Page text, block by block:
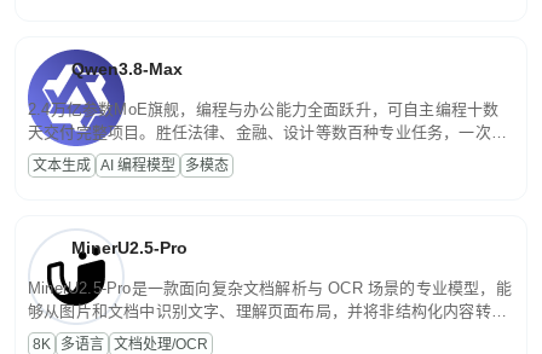
Qwen3.8-Max
2.4万亿参数MoE旗舰，编程与办公能力全面跃升，可自主编程十数
天交付完整项目。胜任法律、金融、设计等数百种专业任务，一次对
话端到端交付生产级成果。原生视觉理解贯穿规划、执行与验证全流
程，支持超长文档与长视频的深度语义解析。长程任务中自主规划与
文本生成 AI 编程模型 多模态
MinerU2.5-Pro
MinerU2.5-Pro是一款面向复杂文档解析与 OCR 场景的专业模型，能
够从图片和文档中识别文字、理解页面布局，并将非结构化内容转换
为便于存储、检索和二次处理的结构化结果。
8K 多语言 文档处理/OCR